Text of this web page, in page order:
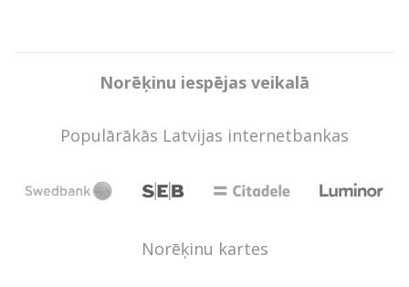
Norēķinu iespējas veikalā
Populārākās Latvijas internetbankas
Norēķinu kartes